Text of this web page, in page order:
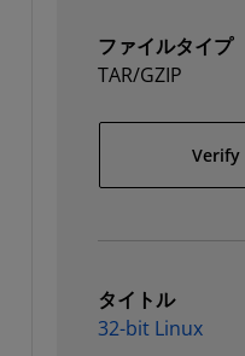
ファイルタイプ
TAR/GZIP
Verify
タイトル
32-bit Linux